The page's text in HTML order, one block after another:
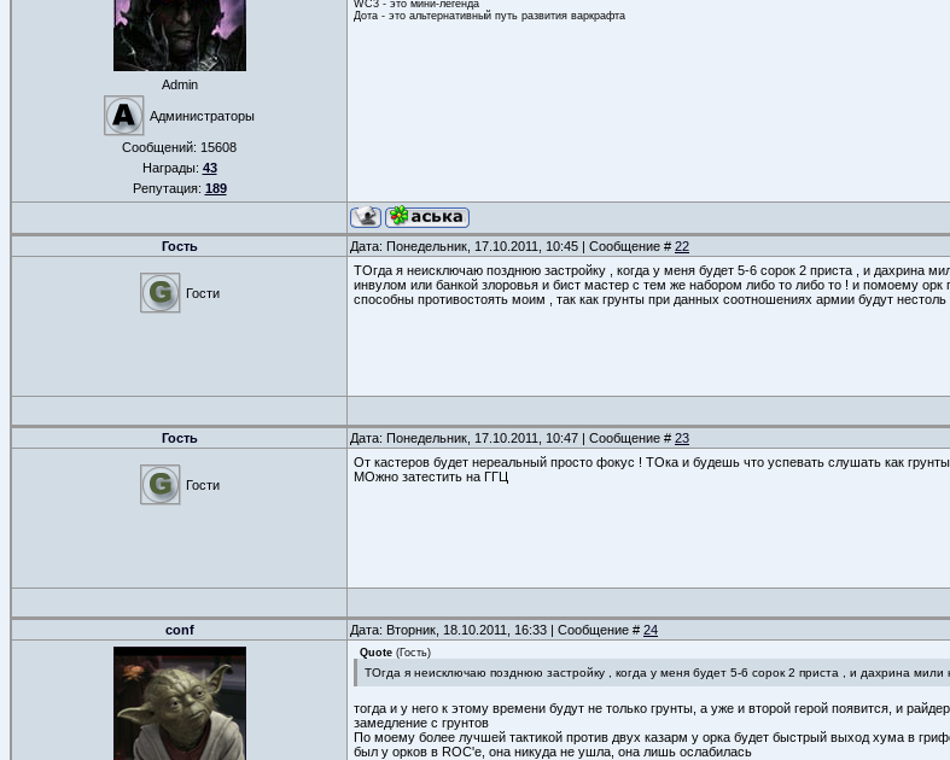
Admin
Администраторы
Сообщений: 15608
Награды: 43
Репутация: 189
WC3 - это мини-легенда
Дота - это альтернативный путь развития варкрафта
Гость Дата: Понедельник, 17.10.2011, 10:45 | Сообщение # 22
Гости
ТОгда я неисключаю позднюю застройку , когда у меня будет 5-6 сорок 2 приста , и дахрина
инвулом или банкой злоровья и бист мастер с тем же набором либо то либо то ! и помоему
способны противостоять моим , так как грунты при данных соотношениях армии будут
Гость Дата: Понедельник, 17.10.2011, 10:47 | Сообщение # 23
Гости
От кастеров будет нереальный просто фокус ! ТОка и будешь что успевать слушать как
МОжно затестить на ГГЦ
conf Дата: Вторник, 18.10.2011, 16:33 | Сообщение # 24
Quote (Гость)
ТОгда я неисключаю позднюю застройку , когда у меня будет 5-6 сорок 2 приста , и дахрина мили
тогда и у него к этому времени будут не только грунты, а уже и второй герой появится, и
замедление с грунтов
По моему более лучшей тактикой против двух казарм у орка будет быстрый выход хума в
был у орков в ROC'е, она никуда не ушла, она лишь ослабилась